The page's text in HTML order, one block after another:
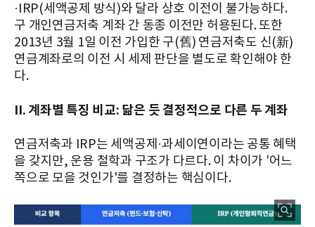
·IRP(세액공제 방식)와 달라 상호 이전이 불가능하다.
구 개인연금저축 계좌 간 동종 이전만 허용된다. 또한
2013년 3월 1일 이전 가입한 구(舊) 연금저축도 신(新)
연금계좌로의 이전 시 세제 판단을 별도로 확인해야 한
다.
II. 계좌별 특징 비교: 닮은 듯 결정적으로 다른 두 계좌
연금저축과 IRP는 세액공제·과세이연이라는 공통 혜택
을 갖지만, 운용 철학과 구조가 다르다. 이 차이가 '어느
쪽으로 모을 것인가'를 결정하는 핵심이다.